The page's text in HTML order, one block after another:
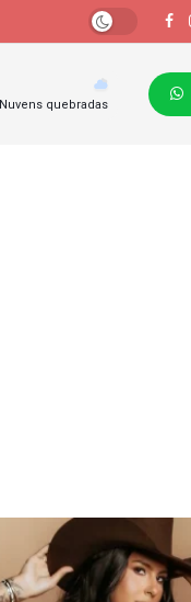
Nuvens quebradas